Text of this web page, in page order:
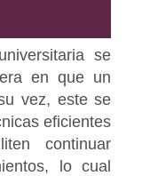
se
en que un
vez, este se
eficientes
continuar
lo cual